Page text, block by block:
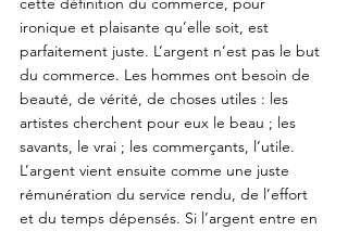
ironique et plaisante qu’elle soit, est
parfaitement juste. L’argent n’est pas le but
du commerce. Les hommes ont besoin de
beauté, de vérité, de choses utiles : les
artistes cherchent pour eux le beau ; les
savants, le vrai ; les commerçants, l’utile.
L’argent vient ensuite comme une juste
rémunération du service rendu, de l’effort
et du temps dépensés. Si l’argent entre en